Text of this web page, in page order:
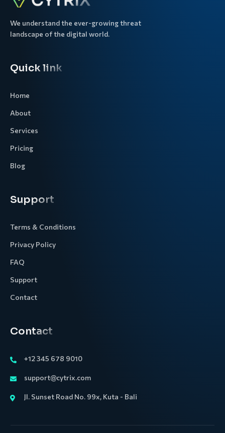
We understand the ever-growing threat
landscape of the digital world.
Quick link
Home
About
Services
Pricing
Blog
Support
Terms & Conditions
Privacy Policy
FAQ
Support
Contact
Contact
+12 345 678 9010
support@cytrix.com
Jl. Sunset Road No. 99x, Kuta - Bali